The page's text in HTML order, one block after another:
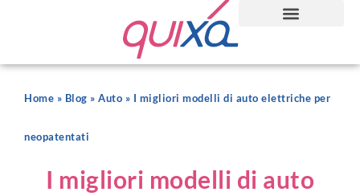
Home » Blog » Auto » I migliori modelli di auto elettriche per
neopatentati
I migliori modelli di auto